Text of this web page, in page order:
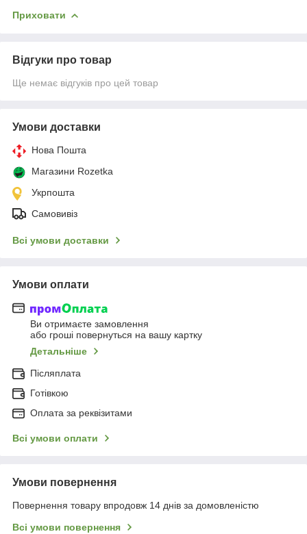
Приховати
Відгуки про товар
Ще немає відгуків про цей товар
Умови доставки
Нова Пошта
Магазини Rozetka
Укрпошта
Самовивіз
Всі умови доставки
Умови оплати
Ви отримаєте замовлення
або гроші повернуться на вашу картку
Детальніше
Післяплата
Готівкою
Оплата за реквізитами
Всі умови оплати
Умови повернення
Повернення товару впродовж 14 днів за домовленістю
Всі умови повернення